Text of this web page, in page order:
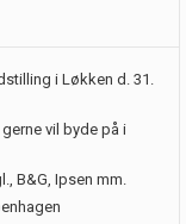
i Løkken d. 31.
vil byde på i
B&G, Ipsen mm.